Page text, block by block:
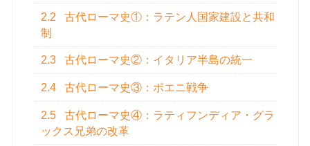
2.2
古代ローマ史①：ラテン人国家建設と共和
制
2.3 古代ローマ史②：イタリア半島の統一
2.4 古代ローマ史③：ポエニ戦争
2.5
古代ローマ史④：ラティフンディア・グラ
ックス兄弟の改革